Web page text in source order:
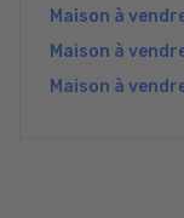
Maison à
Maison à
Maison à